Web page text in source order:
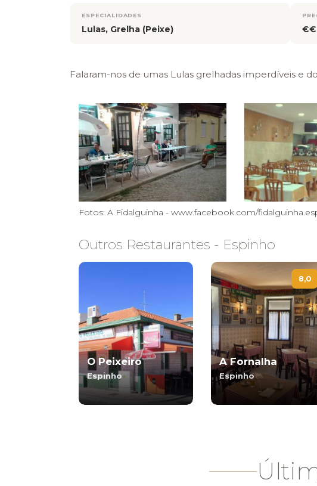
ESPECIALIDADES
Lulas, Grelha (Peixe) €€
Falaram-nos de umas Lulas grelhadas imperdíveis e
Fotos: A Fidalguinha - www.facebook.com/
Outros Restaurantes - Espinho
O Peixeiro
Espinho
8,0
A Fornalha
Espinho